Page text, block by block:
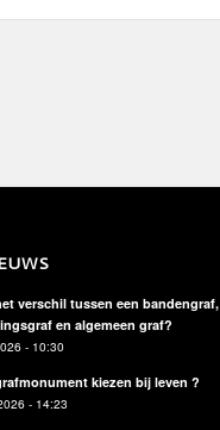
verschil tussen een bandengraf,
en algemeen graf?
- 10:30
kiezen bij leven ?
- 14:23